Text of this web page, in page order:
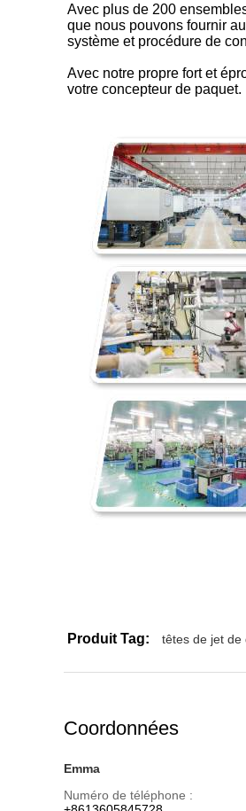
Avec plus de 200
que nous pouvons fournir
système et procédure de
Avec notre propre fort et
votre concepteur de paquet.
Produit Tag: têtes de jet de
Coordonnées
Emma
Numéro de téléphone :